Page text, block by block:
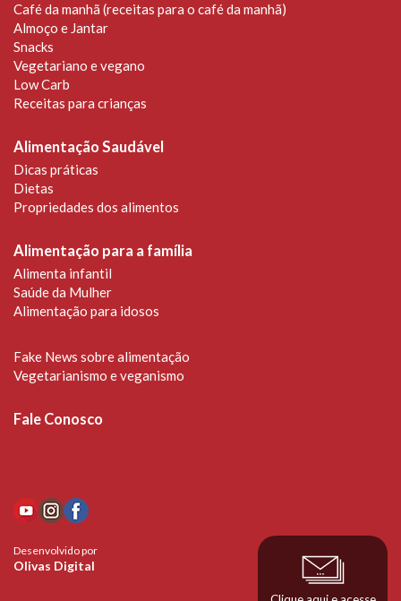
Café da manhã (receitas para o café da manhã)
Almoço e Jantar
Snacks
Vegetariano e vegano
Low Carb
Receitas para crianças
Alimentação Saudável
Dicas práticas
Dietas
Propriedades dos alimentos
Alimentação para a família
Alimenta infantil
Saúde da Mulher
Alimentação para idosos
Fake News sobre alimentação
Vegetarianismo e veganismo
Fale Conosco
Desenvolvido por
Olivas Digital